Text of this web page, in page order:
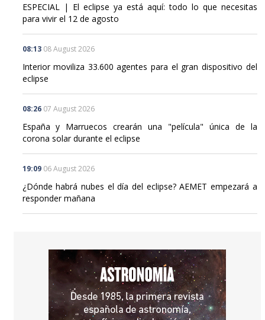
ESPECIAL | El eclipse ya está aquí: todo lo que necesitas
para vivir el 12 de agosto
08:13 08 August 2026
Interior moviliza 33.600 agentes para el gran dispositivo del
eclipse
08:26 07 August 2026
España y Marruecos crearán una "película" única de la
corona solar durante el eclipse
19:09 06 August 2026
¿Dónde habrá nubes el día del eclipse? AEMET empezará a
responder mañana